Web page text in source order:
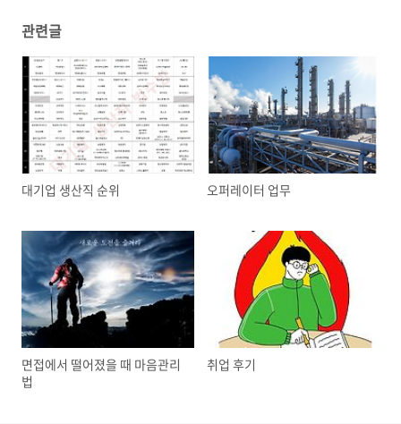
관련글
대기업 생산직 순위 오퍼레이터 업무
면접에서 떨어졌을 때 마음관리
법
취업 후기